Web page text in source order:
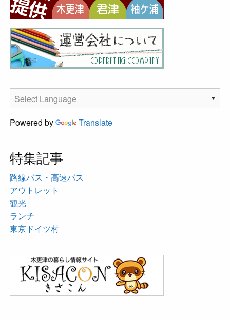
Powered by Translate
特集記事
路線バス・高速バス
アウトレット
観光
ランチ
東京ドイツ村